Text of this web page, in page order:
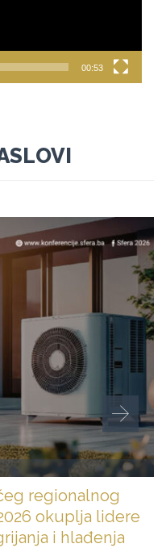
00:53
regionalnog
okuplja lidere
i hlađenja